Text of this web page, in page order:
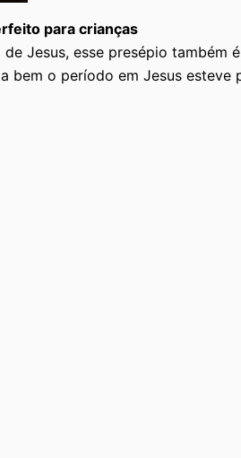
para crianças
Jesus, esse presépio também
o período em Jesus esteve